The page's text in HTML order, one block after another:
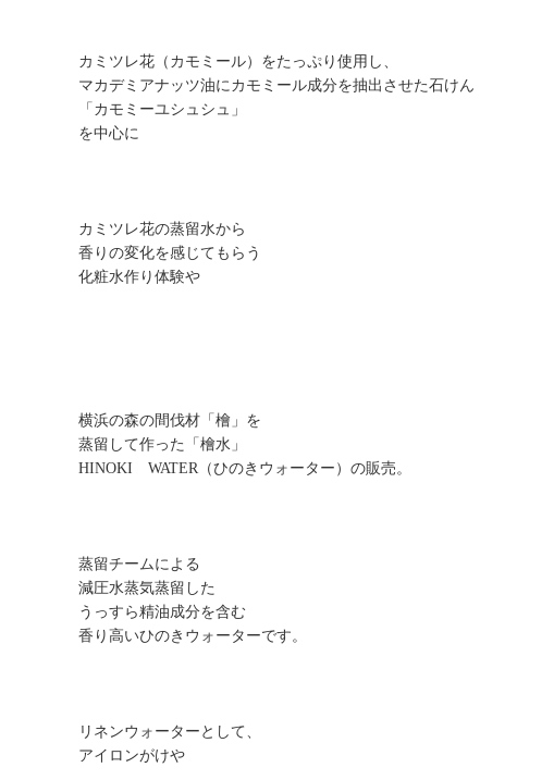
カミツレ花（カモミール）をたっぷり使用し、
マカデミアナッツ油にカモミール成分を抽出させた石けん
「カモミーユシュシュ」
を中心に
カミツレ花の蒸留水から
香りの変化を感じてもらう
化粧水作り体験や
横浜の森の間伐材「檜」を
蒸留して作った「檜水」
HINOKI WATER（ひのきウォーター）の販売。
蒸留チームによる
減圧水蒸気蒸留した
うっすら精油成分を含む
香り高いひのきウォーターです。
リネンウォーターとして、
アイロンがけや